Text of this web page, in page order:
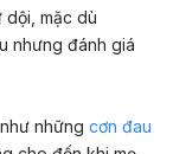
dội, mặc dù
nhưng đánh giá
những cơn đau